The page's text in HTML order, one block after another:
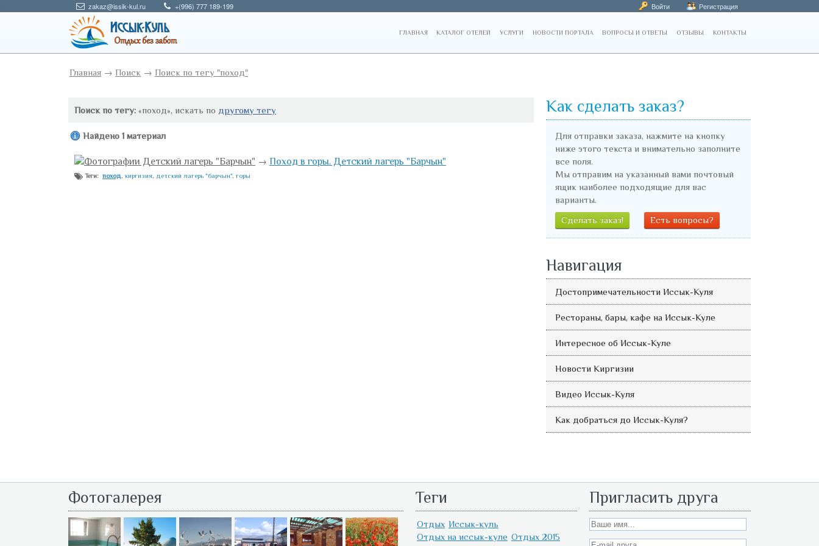
zakaz@issik-kul.ru +(996) 777 189-199 Войти Регистрация
ГЛАВНАЯ КАТАЛОГ ОТЕЛЕЙ УСЛУГИ НОВОСТИ ПОРТАЛА ВОПРОСЫ И ОТВЕТЫ ОТЗЫВЫ КОНТАКТЫ
Главная → Поиск → Поиск по тегу "поход"
Поиск по тегу: «поход», искать по другому тегу
Найдено 1 материал
Фотографии Детский лагерь "Барчын" → Поход в горы. Детский лагерь "Барчын"
Теги: поход киргизия детский лагерь "барчын", горы
Как сделать заказ?
Для отправки заказа, нажмите на кнопку
ниже этого текста и внимательно заполните
все поля.
Мы отправим на указанный вами почтовый
ящик наиболее подходящие для вас
варианты.
Сделать заказ!
Есть вопросы?
Навигация
Достопримечательности Иссык-Куля
Рестораны, бары, кафе на Иссык-Куле
Интересное об Иссык-Куле
Новости Киргизии
Видео Иссык-Куля
Как добраться до Иссык-Куля?
Фотогалерея Теги
Отдых Иссык-куль
Отдых на иссык-куле Отдых 2015
Пригласить друга